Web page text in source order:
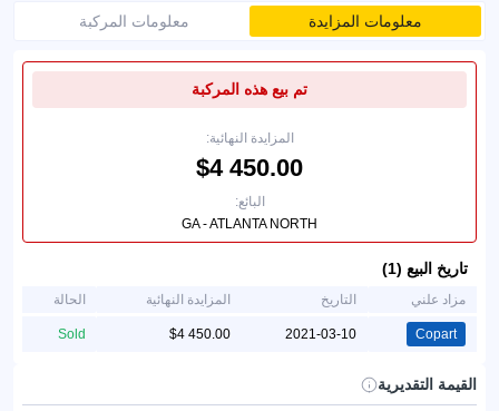
معلومات المزايدة معلومات المركبة
تم بيع هذه المركبة
المزايدة النهائية:
البائع:
GA - ATLANTA NORTH
تاريخ البيع (1)
مزاد علني التاريخ المزايدة النهائية الحالة
Copart
2021-03-10
Sold
القيمة التقديرية